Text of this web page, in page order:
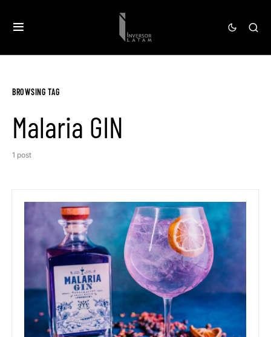
BROWSING TAG
Malaria GIN
1 post